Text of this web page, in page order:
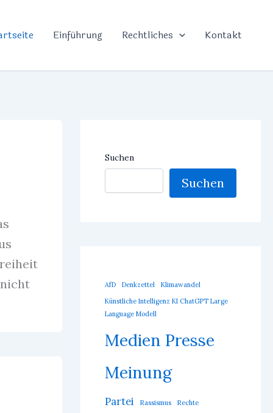
Einführung Rechtliches Kontakt
Suchen
Suchen
AfD Denkzettel
Klimawandel
Künstliche Intelligenz KI ChatGPT Large
Language Modell
Medien Presse
Meinung
Partei Rassismus Rechte